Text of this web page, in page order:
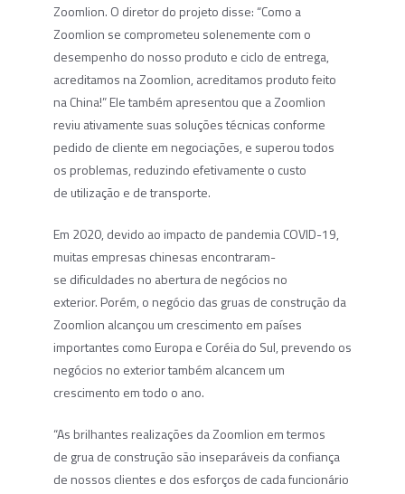
Zoomlion. O diretor do projeto disse: “Como a
Zoomlion se comprometeu solenemente com o
desempenho do nosso produto e ciclo de entrega,
acreditamos na Zoomlion, acreditamos produto feito
na China!” Ele também apresentou que a Zoomlion
reviu ativamente suas soluções técnicas conforme
pedido de cliente em negociações, e superou todos
os problemas, reduzindo efetivamente o custo
de utilização e de transporte.
Em 2020, devido ao impacto de pandemia COVID-19,
muitas empresas chinesas encontraram-
se dificuldades no abertura de negócios no
exterior. Porém, o negócio das gruas de construção da
Zoomlion alcançou um crescimento em países
importantes como Europa e Coréia do Sul, prevendo os
negócios no exterior também alcancem um
crescimento em todo o ano.
“As brilhantes realizações da Zoomlion em termos
de grua de construção são inseparáveis da confiança
de nossos clientes e dos esforços de cada funcionário